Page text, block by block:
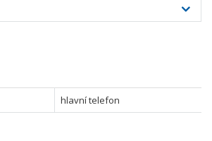
hlavní telefon